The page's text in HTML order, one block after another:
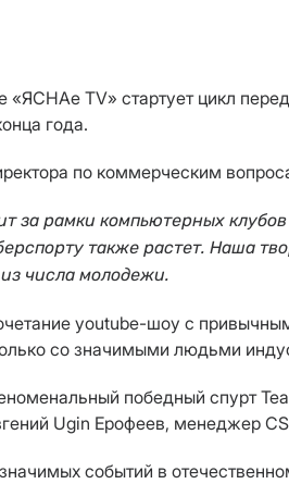
«ЯСНАе ТV» стартует цикл
года.
по коммерческим
за рамки компьютерных
также растет. Наша
числа молодежи.
youtube-шоу с
со значимыми людьми
победный спурт
Ugin Ерофеев, менеджер
событий в